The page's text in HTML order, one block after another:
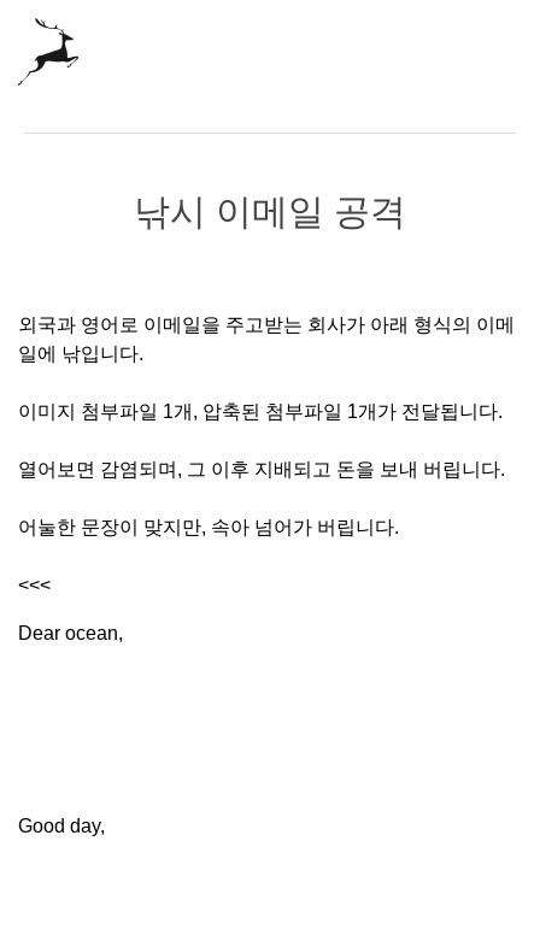
낚시 이메일 공격
외국과 영어로 이메일을 주고받는 회사가 아래 형식의 이메
일에 낚입니다.
이미지 첨부파일 1개, 압축된 첨부파일 1개가 전달됩니다.
열어보면 감염되며, 그 이후 지배되고 돈을 보내 버립니다.
어눌한 문장이 맞지만, 속아 넘어가 버립니다.
<<<
Dear ocean,
Good day,